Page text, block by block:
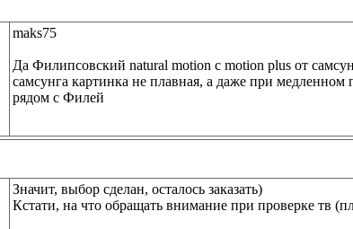
maks75
Да Филипсовский natural motion c motion plus от
самсунга картинка не плавная, а даже при
рядом с Филей
Значит, выбор сделан, осталось заказать)
Кстати, на что обращать внимание при проверке тв